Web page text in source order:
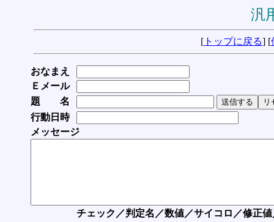
汎
[ トップに戻る] [
おなまえ
Ｅメール
題 名
行動日時
メッセージ
チェック／判定名／数値／サイコロ／修正